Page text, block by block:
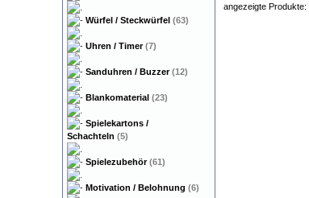
angezeigte Produkte:
Würfel / Steckwürfel (63)
Uhren / Timer(7)
Sanduhren / Buzzer(12)
Blankomaterial (23)
Spielekartons /
Schachteln (5)
Spielezubehör(61)
Motivation / Belohnung (6)